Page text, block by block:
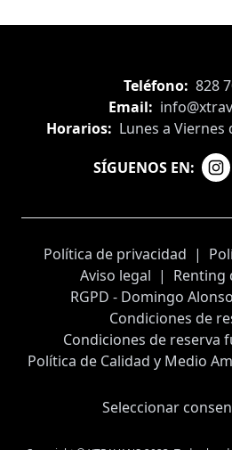
Teléfono: 828
Email:
Horarios: Lunes a Viernes
SÍGUENOS EN:
Política de privacidad |
Aviso legal | Renting
RGPD - Domingo
Condiciones de
Condiciones de reserva
Política de Calidad y Medio
Seleccionar